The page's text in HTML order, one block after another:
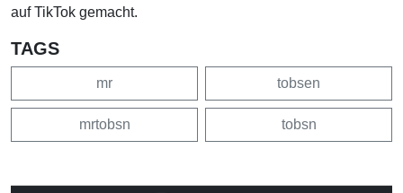
auf TikTok gemacht.
TAGS
mr tobsen
mrtobsn tobsn